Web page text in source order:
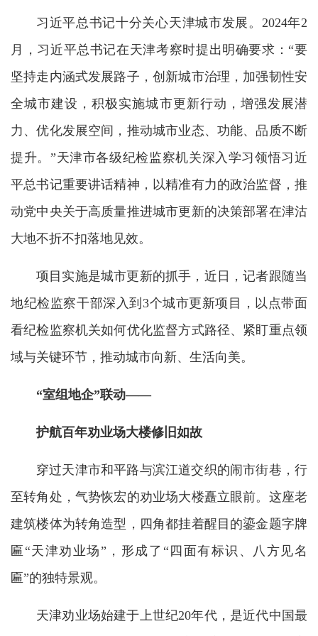
习近平总书记十分关心天津城市发展。2024年2
月，习近平总书记在天津考察时提出明确要求：“要
坚持走内涵式发展路子，创新城市治理，加强韧性安
全城市建设，积极实施城市更新行动，增强发展潜
力、优化发展空间，推动城市业态、功能、品质不断
提升。”天津市各级纪检监察机关深入学习领悟习近
平总书记重要讲话精神，以精准有力的政治监督，推
动党中央关于高质量推进城市更新的决策部署在津沽
大地不折不扣落地见效。
项目实施是城市更新的抓手，近日，记者跟随当
地纪检监察干部深入到3个城市更新项目，以点带面
看纪检监察机关如何优化监督方式路径、紧盯重点领
域与关键环节，推动城市向新、生活向美。
“室组地企”联动——
护航百年劝业场大楼修旧如故
穿过天津市和平路与滨江道交织的闹市街巷，行
至转角处，气势恢宏的劝业场大楼矗立眼前。这座老
建筑楼体为转角造型，四角都挂着醒目的鎏金题字牌
匾“天津劝业场”，形成了“四面有标识、八方见名
匾”的独特景观。
天津劝业场始建于上世纪20年代，是近代中国最